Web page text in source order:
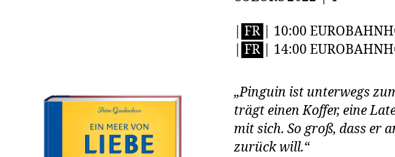
FR | 10:00
FR | 14:00
„Pinguin ist unterwegs
trägt einen Koffer, eine
mit sich. So groß, dass er
zurück will.“